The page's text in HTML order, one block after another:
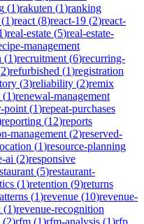
(1)rakuten (1)ranking
(1)react (8)react-19 (2)react-
)real-estate (5)real-estate-
management
(1)recruitment (6)recurring-
2)refurbished (1)registration
(3)reliability (2)remix
(1)renewal-management
point (1)repeat-purchases
reporting (12)reports
management (2)reserved-
(1)resource-planning
ai (2)responsive
(5)restaurant-
(1)retention (9)returns
(1)revenue (10)revenue-
(1)revenue-recognition
(2)rfm (1)rfm-analysis (1)rfp